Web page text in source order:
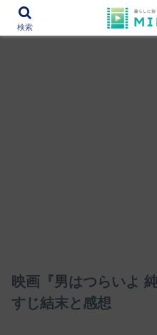
12000作品を紹介！あなた
映画『男はつらいよ
すじ結末と感想
検索